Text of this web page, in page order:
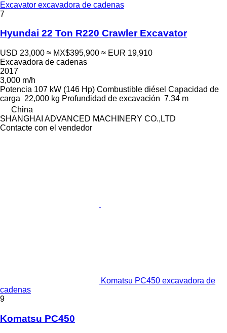
Excavator excavadora de cadenas
7
Hyundai 22 Ton R220 Crawler Excavator
USD 23,000 ≈ MX$395,900 ≈ EUR 19,910
Excavadora de cadenas
2017
3,000 m/h
Potencia 107 kW (146 Hp) Combustible diésel Capacidad de
carga 22,000 kg Profundidad de excavación 7.34 m
China
SHANGHAI ADVANCED MACHINERY CO.,LTD
Contacte con el vendedor
Komatsu PC450 excavadora de
cadenas
9
Komatsu PC450